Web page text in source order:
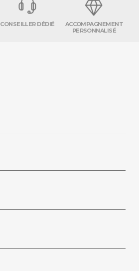
CONSEILLER DÉDIÉ
ACCOMPAGNEMENT
PERSONNALISÉ